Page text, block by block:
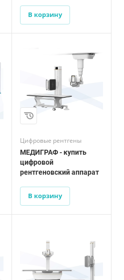
В корзину
Цифровые рентгены
МЕДИГРАФ - купить
цифровой
рентгеновский аппарат
В корзину